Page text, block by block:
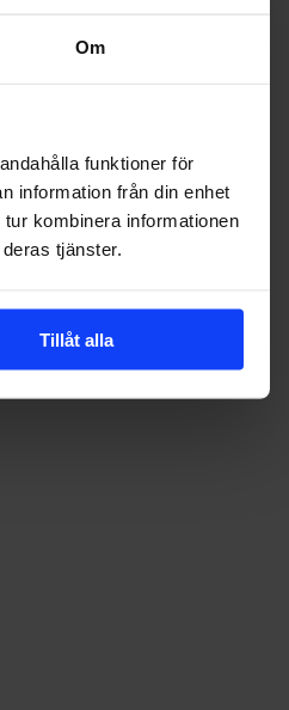
Om
funktioner för
information från din enhet
kombinera informationen
tjänster.
Tillåt alla